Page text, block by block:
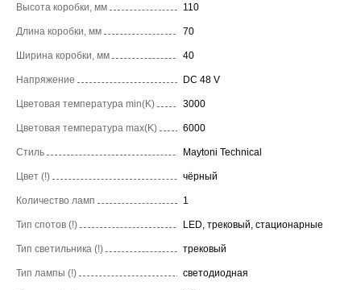
Высота коробки, мм 110
Длина коробки, мм 70
Ширина коробки, мм 40
Напряжение DC 48 V
Цветовая температура min(K) 3000
Цветовая температура max(K) 6000
Стиль Maytoni Technical
Цвет (!) чёрный
Количество ламп 1
Тип спотов (!) LED, трековый, стационарные
Тип светильника (!) трековый
Тип лампы (!) светодиодная